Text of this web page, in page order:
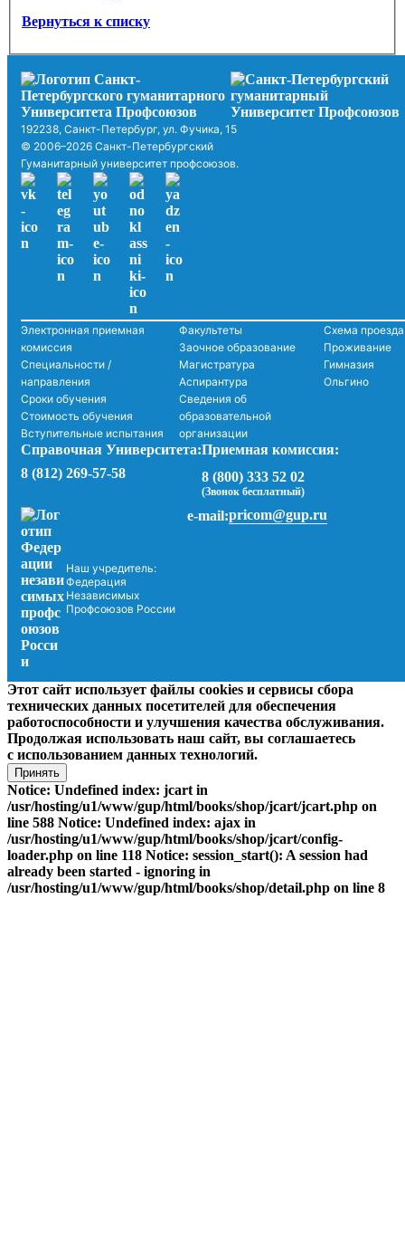
Вернуться к списку
192238, Санкт-Петербург, ул. Фучика, 15
© 2006–2026 Санкт-Петербургский
Гуманитарный университет профсоюзов.
Электронная приемная
комиссия
Специальности /
направления
Сроки обучения
Стоимость обучения
Вступительные испытания
Факультеты
Заочное образование
Магистратура
Аспирантура
Сведения об
образовательной
организации
Схема проезда
Проживание
Гимназия
Ольгино
Справочная Университета:
8 (812) 269-57-58
Приемная комиссия:
8 (800) 333 52 02
(Звонок бесплатный)
Наш учредитель:
Федерация
Независимых
Профсоюзов России
e-mail:pricom@gup.ru
Этот сайт использует файлы cookies и сервисы сбора
технических данных посетителей для обеспечения
работоспособности и улучшения качества обслуживания.
Продолжая использовать наш сайт, вы соглашаетесь
с использованием данных технологий.
Принять
Notice: Undefined index: jcart in
/usr/hosting/u1/www/gup/html/books/shop/jcart/jcart.php on
line 588 Notice: Undefined index: ajax in
/usr/hosting/u1/www/gup/html/books/shop/jcart/config-
loader.php on line 118 Notice: session_start(): A session had
already been started - ignoring in
/usr/hosting/u1/www/gup/html/books/shop/detail.php on line 8